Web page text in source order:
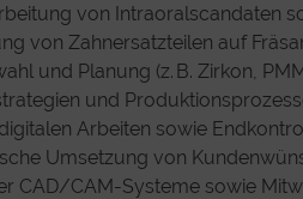
von Intraoralscandaten
von Zahnersatzteilen auf
und Planung (z. B. Zirkon,
und
Arbeiten sowie
Umsetzung von
CAD/CAM-Systeme sowie